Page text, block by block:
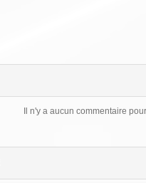
Il n'y a aucun commentaire